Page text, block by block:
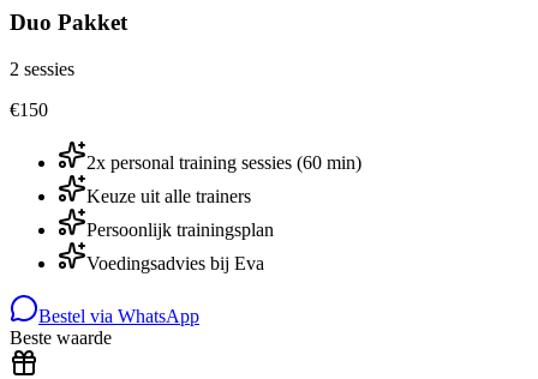
Duo Pakket
2 sessies
€150
2x personal training sessies (60 min)
Keuze uit alle trainers
Persoonlijk trainingsplan
Voedingsadvies bij Eva
Bestel via WhatsApp
Beste waarde